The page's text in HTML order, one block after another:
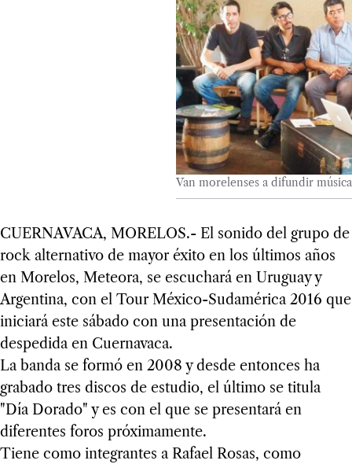
Van morelenses a difundir
CUERNAVACA, MORELOS.- El sonido del grupo de
rock alternativo de mayor éxito en los últimos años
en Morelos, Meteora, se escuchará en Uruguay y
Argentina, con el Tour México-Sudamérica 2016 que
iniciará este sábado con una presentación de
despedida en Cuernavaca.
La banda se formó en 2008 y desde entonces ha
grabado tres discos de estudio, el último se titula
"Día Dorado" y es con el que se presentará en
diferentes foros próximamente.
Tiene como integrantes a Rafael Rosas, como